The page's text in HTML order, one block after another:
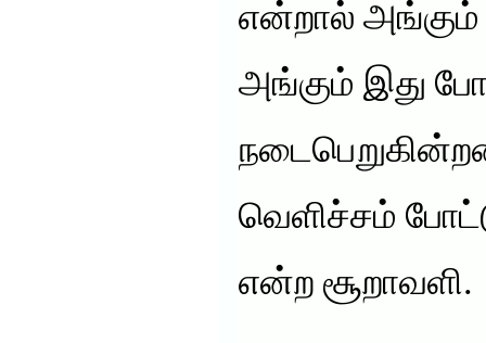
என்றால்
அங்கும் இது
வெளிச்சம்
என்ற சூறாவளி.